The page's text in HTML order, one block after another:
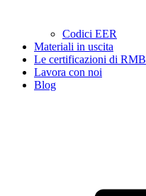
Codici EER
Materiali in uscita
Le certificazioni di RMB
Lavora con noi
Blog